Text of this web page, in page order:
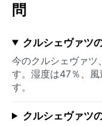
問
クルシェヴァツ
今のクルシェヴァツ
す。湿度は47％、
す。
クルシェヴァツ